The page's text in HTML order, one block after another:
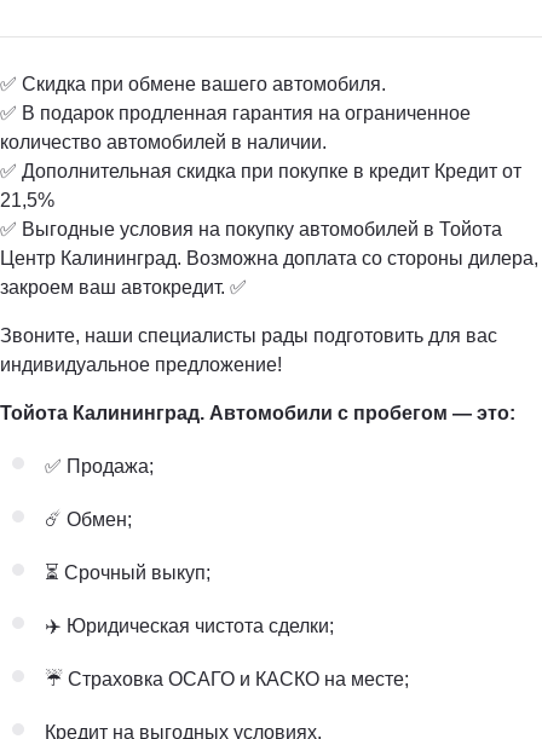
✅ Скидка при обмене вашего автомобиля.
✅ В подарок продленная гарантия на ограниченное
количество автомобилей в наличии.
✅ Дополнительная скидка при покупке в кредит Кредит от
21,5%
✅ Выгодные условия на покупку автомобилей в Тойота
Центр Калининград. Возможна доплата со стороны дилера,
закроем ваш автокредит. ✅
Звоните, наши специалисты рады подготовить для вас
индивидуальное предложение!
Тойота Калининград. Автомобили с пробегом — это:
✅ Продажа;
☄️ Обмен;
⏳ Срочный выкуп;
✈️ Юридическая чистота сделки;
☔ Страховка ОСАГО и КАСКО на месте;
Кредит на выгодных условиях.